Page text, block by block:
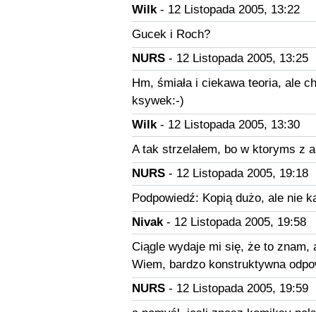
Wilk- 12 Listopada 2005, 13:22
Gucek i Roch?
NURS- 12 Listopada 2005, 13:25
Hm, śmiała i ciekawa teoria, ale
ksywek:-)
Wilk- 12 Listopada 2005, 13:30
A tak strzelałem, bo w ktoryms z
NURS- 12 Listopada 2005, 19:18
Podpowiedź: Kopią dużo, ale nie
Nivak- 12 Listopada 2005, 19:58
Ciągle wydaje mi się, że to
Wiem, bardzo konstruktywna
NURS- 12 Listopada 2005, 19:59